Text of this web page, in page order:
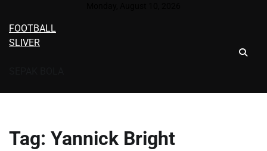
content
FOOTBALL
SLIVER
Tag: Yannick Bright